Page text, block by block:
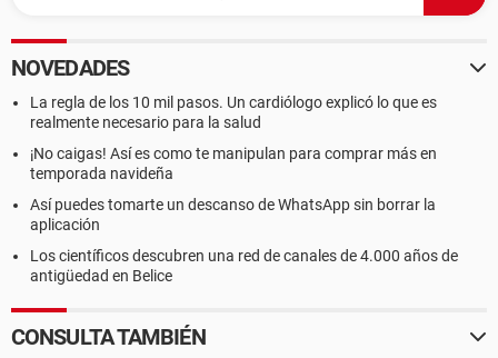
NOVEDADES
La regla de los 10 mil pasos. Un cardiólogo explicó lo que es
realmente necesario para la salud
¡No caigas! Así es como te manipulan para comprar más en
temporada navideña
Así puedes tomarte un descanso de WhatsApp sin borrar la
aplicación
Los científicos descubren una red de canales de 4.000 años de
antigüedad en Belice
CONSULTA TAMBIÉN